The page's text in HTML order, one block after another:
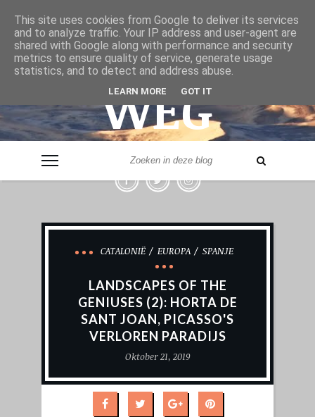
& VER
WEG
CATALONIË EUROPA SPANJE
LANDSCAPES OF THE
GENIUSES (2): HORTA DE
SANT JOAN, PICASSO'S
VERLOREN PARADIJS
Oktober 21, 2019
This site uses cookies from Google to deliver its services
and to analyze traffic. Your IP address and user-agent are
shared with Google along with performance and security
metrics to ensure quality of service, generate usage
statistics, and to detect and address abuse.
LEARN MORE GOT IT